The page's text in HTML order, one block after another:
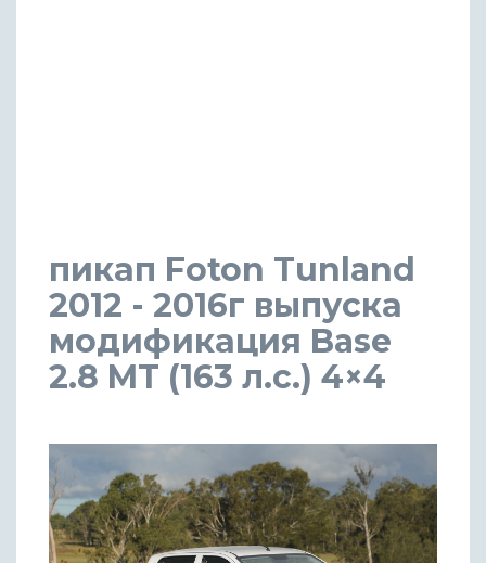
пикап Foton Tunland
2012 - 2016г выпуска
модификация Base
2.8 MT (163 л.с.) 4×4